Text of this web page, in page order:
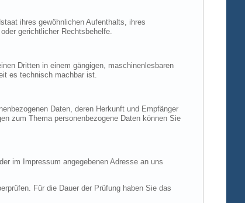
ihres gewöhnlichen Aufenthalts, ihres
gerichtlicher Rechtsbehelfe.
Dritten in einem gängigen, maschinenlesbaren
es technisch machbar ist.
Daten, deren Herkunft und Empfänger
zum Thema personenbezogene Daten können Sie
im Impressum angegebenen Adresse an uns
Für die Dauer der Prüfung haben Sie das